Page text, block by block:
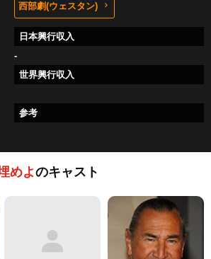
西部劇(ウェスタン)
日本興行収入
-
世界興行収入
参考
めよのキャスト